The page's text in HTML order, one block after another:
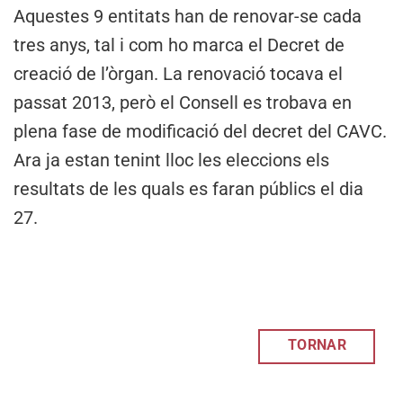
Aquestes 9 entitats han de renovar-se cada
tres anys, tal i com ho marca el Decret de
creació de l’òrgan. La renovació tocava el
passat 2013, però el Consell es trobava en
plena fase de modificació del decret del CAVC.
Ara ja estan tenint lloc les eleccions els
resultats de les quals es faran públics el dia
27.
TORNAR